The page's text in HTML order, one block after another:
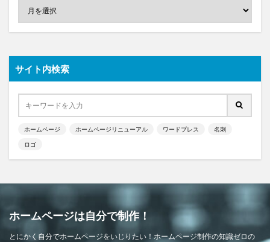
サイト内検索
ホームページ ホームページリニューアル ワードプレス 名刺
ロゴ
ホームページは自分で制作！
とにかく自分でホームページをいじりたい！ホームページ制作の知識ゼロの